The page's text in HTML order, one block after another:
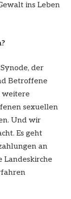
ins Leben
der
Betroffene
weitere
sexuellen
Und wir
Es geht
an
Landeskirche